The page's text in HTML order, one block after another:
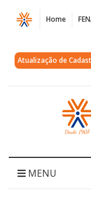
Página
Noite
Mineira
Colônia
do
Home
Atualização de
Acessar
página
inicial
MENU